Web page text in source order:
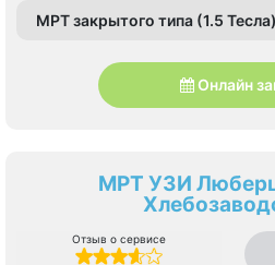
МРТ закрытого типа (1.5 Тесла)
Онлайн
МРТ УЗИ
Отзыв о сервисе